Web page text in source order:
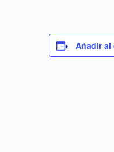
Añadir al